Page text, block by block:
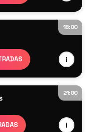
18:00
i
21:00
i